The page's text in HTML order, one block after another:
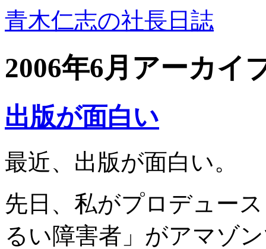
青木仁志の社長日誌
2006年6月アーカイ
出版が面白い
最近、出版が面白い。
先日、私がプロデュー
るい障害者」がアマゾ